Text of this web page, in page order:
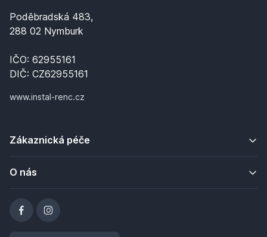
Poděbradská 483,
288 02 Nymburk
IČO: 62955161
DIČ: CZ62955161
www.instal-renc.cz
Zákaznická péče
O nás